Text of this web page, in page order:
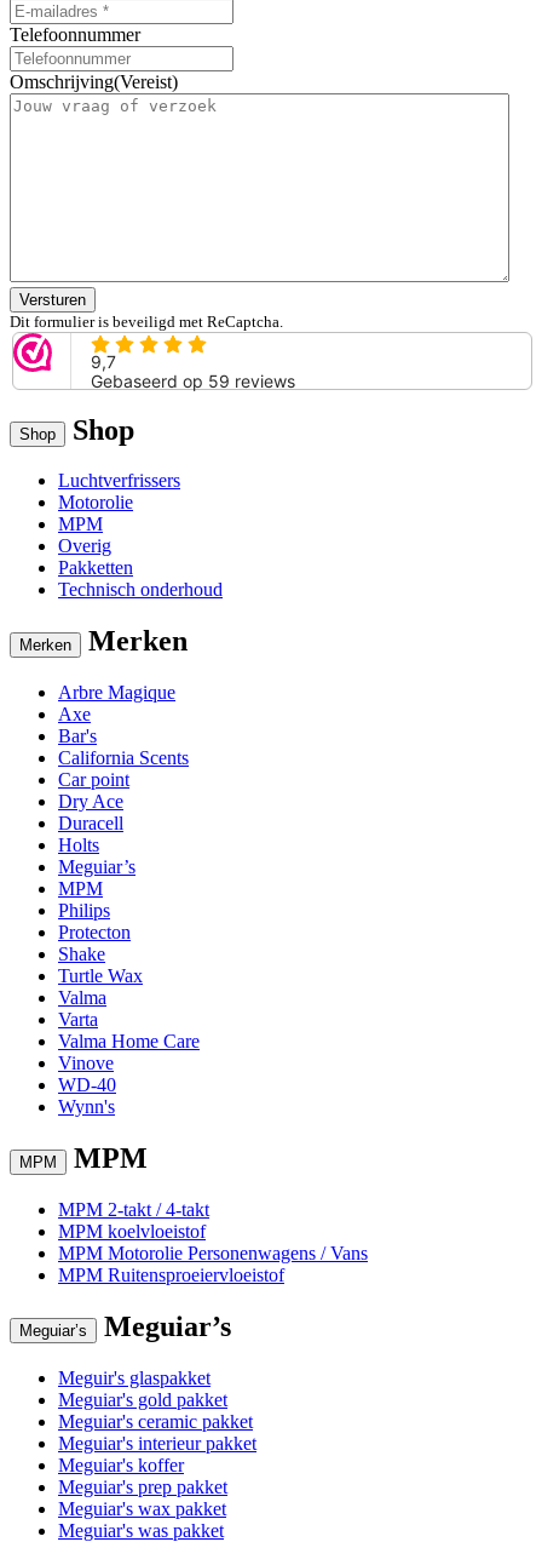
Telefoonnummer
Omschrijving(Vereist)
Versturen
Dit formulier is beveiligd met ReCaptcha.
Shop Shop
Luchtverfrissers
Motorolie
MPM
Overig
Pakketten
Technisch onderhoud
Merken Merken
Arbre Magique
Axe
Bar's
California Scents
Car point
Dry Ace
Duracell
Holts
Meguiar’s
MPM
Philips
Protecton
Shake
Turtle Wax
Valma
Varta
Valma Home Care
Vinove
WD-40
Wynn's
MPM MPM
MPM 2-takt / 4-takt
MPM koelvloeistof
MPM Motorolie Personenwagens / Vans
MPM Ruitensproeiervloeistof
Meguiar’s Meguiar’s
Meguir's glaspakket
Meguiar's gold pakket
Meguiar's ceramic pakket
Meguiar's interieur pakket
Meguiar's koffer
Meguiar's prep pakket
Meguiar's wax pakket
Meguiar's was pakket